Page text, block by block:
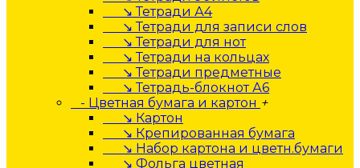
↘ Тетради А4
↘ Тетради для записи слов
↘ Тетради для нот
↘ Тетради на кольцах
↘ Тетради предметные
↘ Тетрадь-блокнот А6
- Цветная бумага и картон +
↘ Картон
↘ Крепированная бумага
↘ Набор картона и цветн.бумаги
↘ Фольга цветная